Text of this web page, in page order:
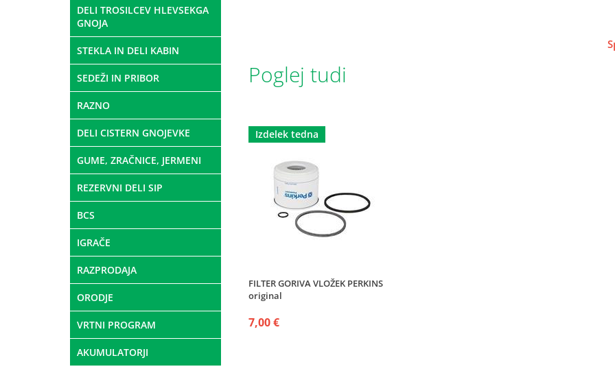
DELI TROSILCEV HLEVSEKGA
GNOJA
STEKLA IN DELI KABIN
SEDEŽI IN PRIBOR
RAZNO
DELI CISTERN GNOJEVKE
GUME, ZRAČNICE, JERMENI
REZERVNI DELI SIP
BCS
IGRAČE
RAZPRODAJA
ORODJE
VRTNI PROGRAM
AKUMULATORJI
Poglej tudi
Izdelek tedna
FILTER GORIVA VLOŽEK PERKINS
original
7,00 €